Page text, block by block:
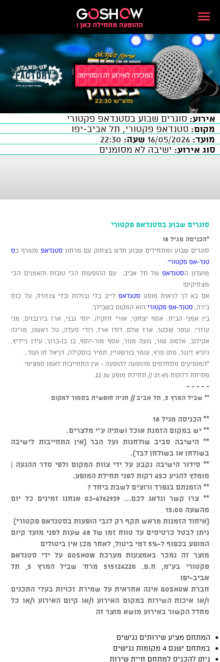
אירוע: סוגרים שבוע בסטנדאפ פקטורי
מקום: סטנדאפ פקטורי, תל אביב-יפו
מועד:
שעה:
סוג אירוע: ישיבה לא מסומנים
סוגרים שבוע בסטנדאפ פקטורי
*הכניסה מגיל 18
סוגרים שבוע ומתחילים שבוע חדש בצחוק עם מרתון סטנדאפ מטורף בס
טנד-אפ פקטורי
מועדון הסטנדאפ של תל אביב, עם ההופעות הכי טובות והאמנים הכי
מצחיקים!
אם בא לך לראות מופע סטנדאפ לייב בלי גבולות ובלי צנזורה, על כוס
בירה, סטנד-אפ פקטורי הוא המקום בשבילך.
בין אמני הבית: אסף יצחקי, אורי חזקיה, יוסי גבני, ארז בירנבוים, מני
עוזרי, עופר שכטר, ארז שלם, דודו ארז, רודי סעדה, טל ראשון, מרינה
אקילוב, אלמוג שור, נועה מנור, אסף מור-יוסף, בן בן-ברוך, עידן ניידיץ,
גיורא זינגר, מתן פרץ, עומר בורשטיין, תמיר בוסקילה, דניאל חן ועוד...
*המופיעים מתחלפים מהופעה להופעה - אין התחייבות לאמן ספציפי.
פתיחת דלתות 21:45 // תחילת מופע 22:30.
- - - - -
** שביל המרץ 5, תל אביב // חניה חופשית בסמוך למקום
** הכניסה מגיל 18
** יש במקום הזמנת אוכל ושתיה ע"י מלצרים.
** הישיבה סביב שולחנות ועל הבר (אין התחייבות לישיבה
בשולחן או בשולחן לבד).
** סידור הישיבה נקבע על ידי צוות המקום ולפי סדר ההגעה |
מומלץ להגיע כ45 דקות לפני תחילת המופע.
** הזמנתם בנפרד ורוצים לשבת ביחד ?
** צרו קשר ונדאג לכם... 03-6762939 אנחנו זמינים כל יום
מהשעה 15:00
(איחוד הזמנות מראש תקף רק לגבי הופעות בסטנדאפ פקטורי)
ניתן לבטל כרטיסים עד טווח זמן של 48 שעות לפני מועד קיום
המופע בכפוף ל-5% דמי ביטול, לאחר מכן אין ביטולים
מוצר זה נמכר באמצעות מערכת GOSHOW על ידי סטנדאפ
פקטורי בע"מ, ח.פ. 515124220 מרח' שביל המרץ 5, תל
אביב-יפו
חברת GOSHOW אינה אחראית על שמירת זכויות בעלי התכנים
ו/או איכות השירות במקום האירוע ו/או קיום האירוע ו/או כל
מחדל הקשור באירוע מושא מוצר זה
המתחם מציע שירותים נגישים
במתחם ישנם 4 מקומות נגישים
ניתן להכניס למתחם חיית שירות